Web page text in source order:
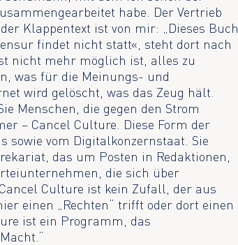
habe. Der Vertrieb
der Klappentext ist von mir: „Dieses Buch
findet nicht statt«, steht dort nach
nicht mehr möglich ist, alles zu
was für die Meinungs- und
wird gelöscht, was das Zeug hält.
Menschen, die gegen den Strom
– Cancel Culture. Diese Form der
sowie vom Digitalkonzernstaat. Sie
das um Posten in Redaktionen,
die sich über
Culture ist kein Zufall, der aus
einen „Rechten“ trifft oder dort einen
ist ein Programm, das